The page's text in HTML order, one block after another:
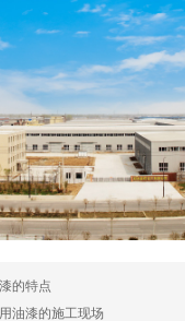
的特点
油漆的施工现场